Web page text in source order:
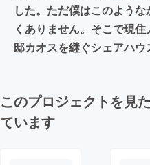
した。ただ僕はこのよう
くありません。そこで現
邸カオスを継ぐシェアハウ
このプロジェクトを見
ています